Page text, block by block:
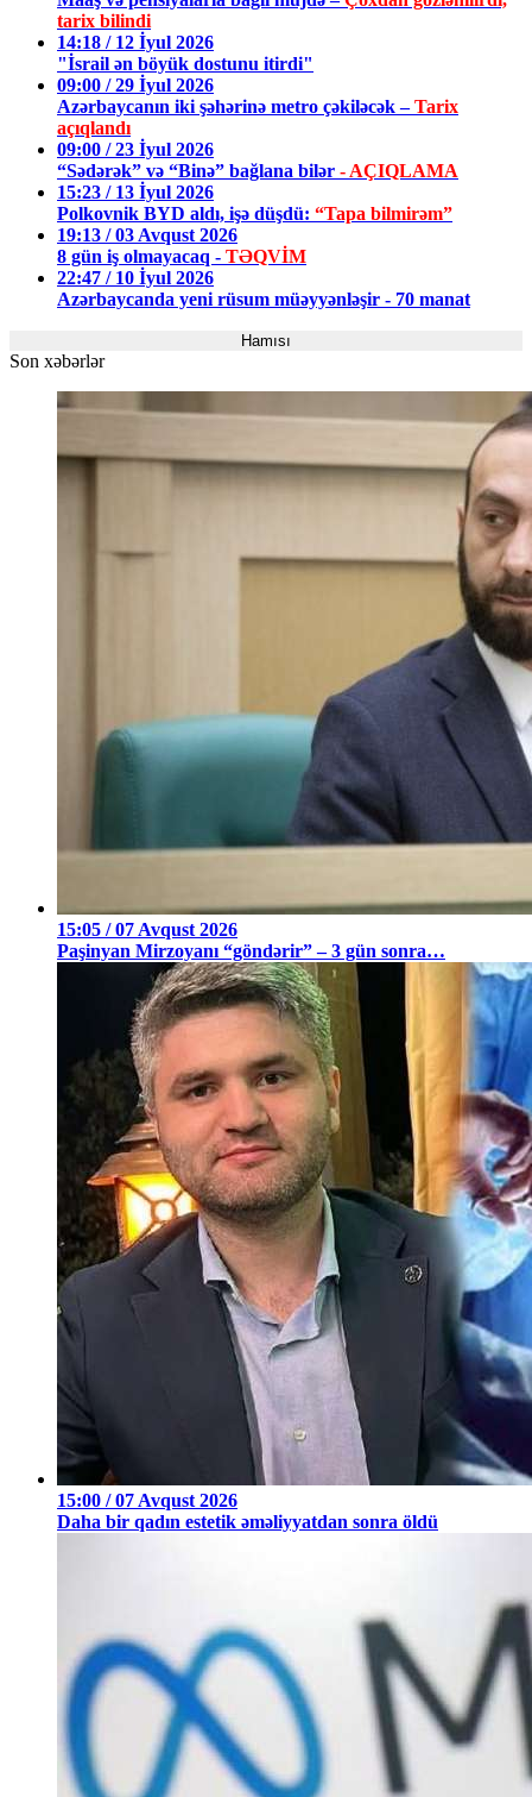
tarix bilindi
14:18 / 12 İyul 2026
"İsrail ən böyük dostunu itirdi"
09:00 / 29 İyul 2026
Azərbaycanın iki şəhərinə metro çəkiləcək –Tarix
açıqlandı
09:00 / 23 İyul 2026
“Sədərək” və “Binə” bağlana bilər - AÇIQLAMA
15:23 / 13 İyul 2026
Polkovnik BYD aldı, işə düşdü: “Tapa bilmirəm”
19:13 / 03 Avqust 2026
8 gün iş olmayacaq - TƏQVİM
22:47 / 10 İyul 2026
Azərbaycanda yeni rüsum müəyyənləşir - 70 manat
Hamısı
Son xəbərlər
15:05 / 07 Avqust 2026
Paşinyan Mirzoyanı “göndərir” – 3 gün sonra…
15:00 / 07 Avqust 2026
Daha bir qadın estetik əməliyyatdan sonra öldü